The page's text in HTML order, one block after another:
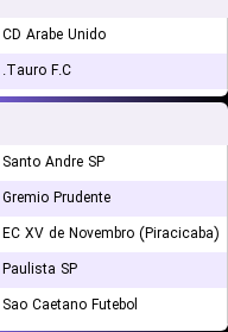
CD Arabe Unido
Tauro F.C.
Santo Andre SP
Gremio Prudente
EC XV de Novembro (Piracicaba)
Paulista SP
Sao Caetano Futebol